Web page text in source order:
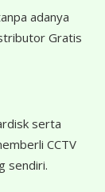
adanya
Gratis
serta
CCTV
sendiri.